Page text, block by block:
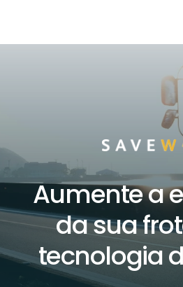
Aumente a
da sua
tecnologia